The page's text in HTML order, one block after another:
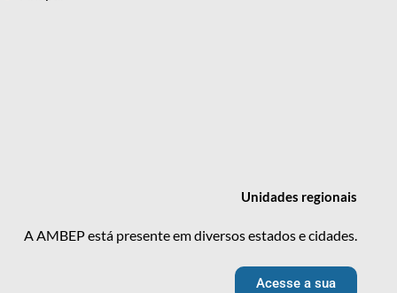
Unidades regionais
A AMBEP está presente em diversos estados e cidades.
Acesse a sua